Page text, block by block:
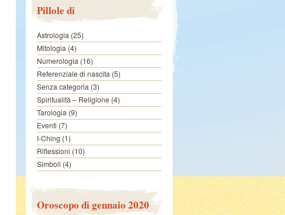
Pillole di
Astrologia (25)
Mitologia (4)
Numerologia (16)
Referenziale di nascita (5)
Senza categoria (3)
Spiritualità – Religione (4)
Tarologia (9)
Eventi (7)
I-Ching (1)
Riflessioni (10)
Simboli (4)
Oroscopo di gennaio 2020